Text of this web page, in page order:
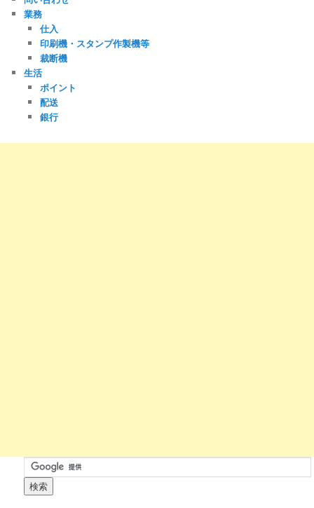
業務
仕入
印刷機・スタンプ作製機等
裁断機
生活
ポイント
配送
銀行